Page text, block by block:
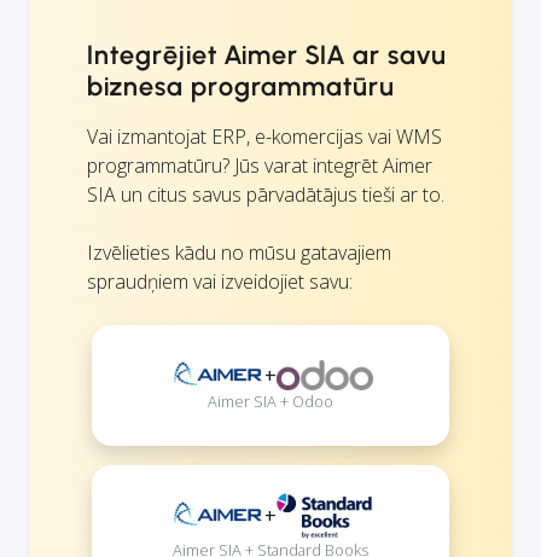
Integrējiet Aimer SIA ar savu
biznesa programmatūru
Vai izmantojat ERP, e-komercijas vai WMS
programmatūru? Jūs varat integrēt Aimer
SIA un citus savus pārvadātājus tieši ar to.
Izvēlieties kādu no mūsu gatavajiem
spraudņiem vai izveidojiet savu:
+
Aimer SIA + Odoo
+
Aimer SIA + Standard Books